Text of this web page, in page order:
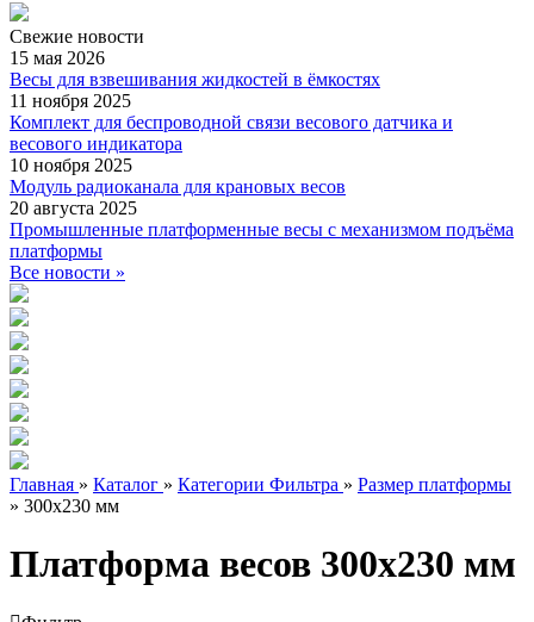
Свежие новости
15 мая 2026
Весы для взвешивания жидкостей в ёмкостях
11 ноября 2025
Комплект для беспроводной связи весового датчика и
весового индикатора
10 ноября 2025
Модуль радиоканала для крановых весов
20 августа 2025
Промышленные платформенные весы с механизмом подъёма
платформы
Все новости »
Главная » Каталог » Категории Фильтра » Размер платформы
» 300х230 мм
Платформа весов 300х230 мм